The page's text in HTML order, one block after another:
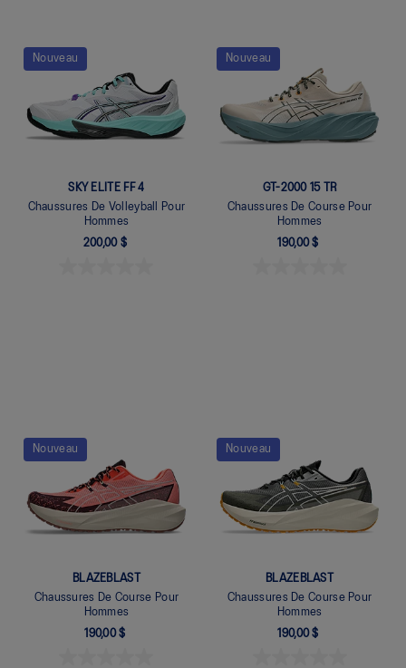
Quickview
Nouveau
SKY ELITE FF 4
Chaussures De Volleyball Pour
Hommes
200,00 $
Quickview
Nouveau
GT-2000 15 TR
Chaussures De Course Pour
Hommes
190,00 $
Quickview
Nouveau
BLAZEBLAST
Chaussures De Course Pour
Hommes
190,00 $
Nouveau
BLAZEBLAST
Chaussures De Course Pour
Hommes
190,00 $